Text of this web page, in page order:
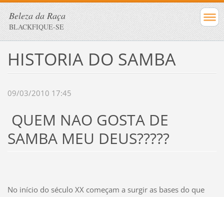
Beleza da Raça
BLACKFIQUE-SE
HISTORIA DO SAMBA
09/03/2010 17:45
QUEM NAO GOSTA DE
SAMBA MEU DEUS?????
No início do século XX começam a surgir as bases do que